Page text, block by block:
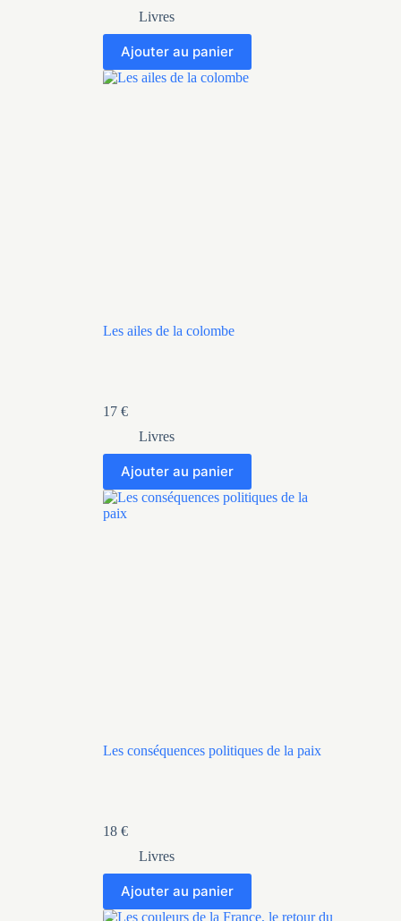
Livres
Ajouter au panier
Les ailes de la colombe
17 €
Livres
Ajouter au panier
Les conséquences politiques de la paix
18 €
Livres
Ajouter au panier